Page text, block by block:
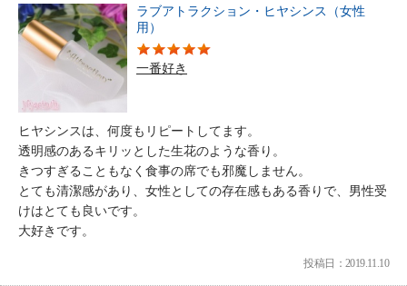
ラブアトラクション・ヒヤシンス（女性
用）
一番好き
ヒヤシンスは、何度もリピートしてます。
透明感のあるキリッとした生花のような香り。
きつすぎることもなく食事の席でも邪魔しません。
とても清潔感があり、女性としての存在感もある香りで、男性受
けはとても良いです。
大好きです。
投稿日：2019.11.10